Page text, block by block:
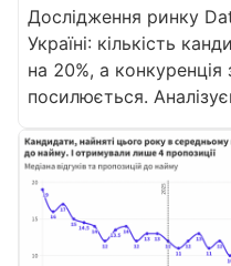
Дослідження ринку
Україні: кількість
на 20%, а конкуренція
посилюється.